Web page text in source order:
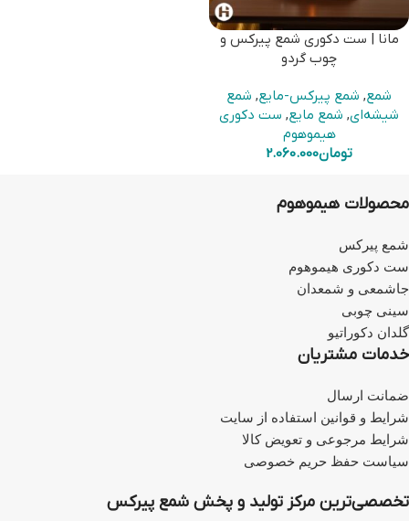
مانا | ست دکوری شمع پیرکس و
چوب گردو
شمع, شمع پیرکس-مایع, شمع
شیشه‌ای, شمع مایع, ست دکوری
هیموهوم
تومان2.060.000
محصولات هیموهوم
شمع پیرکس
ست دکوری هیموهوم
جاشمعی و شمعدان
سینی چوبی
گلدان دکوراتیو
خدمات مشتریان
ضمانت ارسال
شرایط و قوانین استفاده از سایت
شرایط مرجوعی و تعویض کالا
سیاست حفظ حریم خصوصی
تخصصی‌ترین مرکز تولید و پخش شمع پیرکس